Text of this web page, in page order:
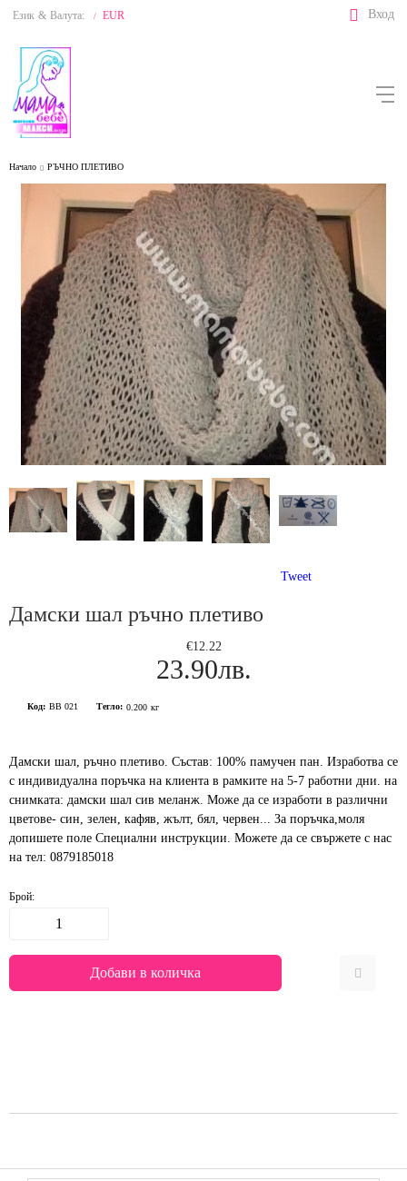
Език & Валута: / EUR Вход
Начало РЪЧНО ПЛЕТИВО
Tweet
Дамски шал ръчно плетиво
€12.22
23.90лв.
Код: BB 021 Тегло: 0.200 кг
Дамски шал, ръчно плетиво. Състав: 100% памучен пан. Изработва се
с индивидуална поръчка на клиента в рамките на 5-7 работни дни. на
снимката: дамски шал сив меланж. Може да се изработи в различни
цветове- син, зелен, кафяв, жълт, бял, червен... За поръчка,моля
допишете поле Специални инструкции. Можете да се свържете с нас
на тел: 0879185018
Брой: